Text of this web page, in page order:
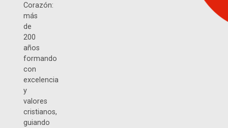
Corazón:
más
de
200
años
formando
con
excelencia
y
valores
cristianos,
guiando